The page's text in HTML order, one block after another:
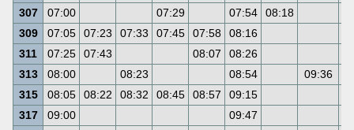
307
07:00 07:29 07:54 08:18
309
07:05 07:23 07:33 07:45 07:58 08:16
311
07:25 07:43 08:07 08:26
313
08:00 08:23 08:54 09:36
315
08:05 08:22 08:32 08:45 08:57 09:15
317
09:00 09:47